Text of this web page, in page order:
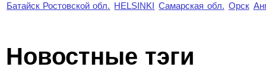
Батайск Ростовской обл. HELSINKI Самарская обл. Орск
Новостные тэги